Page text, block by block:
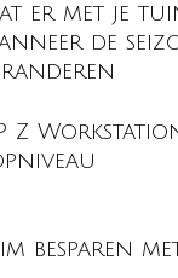
er met je
de
Z
besparen